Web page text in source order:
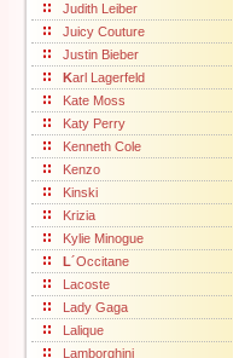
Judith Leiber
Juicy Couture
Justin Bieber
Karl Lagerfeld
Kate Moss
Katy Perry
Kenneth Cole
Kenzo
Kinski
Krizia
Kylie Minogue
L´Occitane
Lacoste
Lady Gaga
Lalique
Lamborghini